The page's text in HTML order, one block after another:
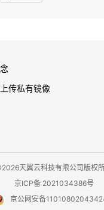
传私有镜像
天翼云科技有限公司版权
京ICP备 2021034386号
京公网安备